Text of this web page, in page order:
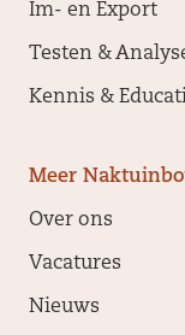
Im- en Export
Testen &
Kennis &
Meer
Over ons
Vacatures
Nieuws